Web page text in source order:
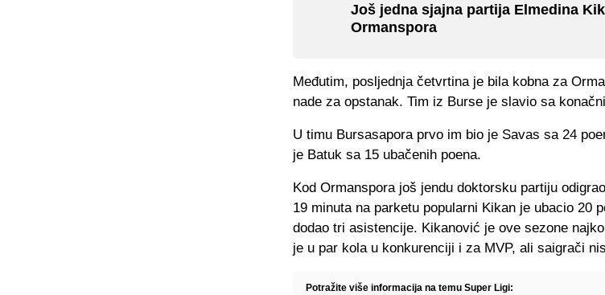
Još jedna sjajna partija Elmedina
Ormanspora
Međutim, posljednja četvrtina je bila kobna za
nade za opstanak. Tim iz Burse je slavio sa
U timu Bursasapora prvo im bio je Savas sa 24
je Batuk sa 15 ubačenih poena.
Kod Ormanspora još jendu doktorsku partiju
19 minuta na parketu popularni Kikan je ubacio 20
dodao tri asistencije. Kikanović je ove sezone
je u par kola u konkurenciji i za MVP, ali saigrači
Potražite više informacija na temu Super Ligi: